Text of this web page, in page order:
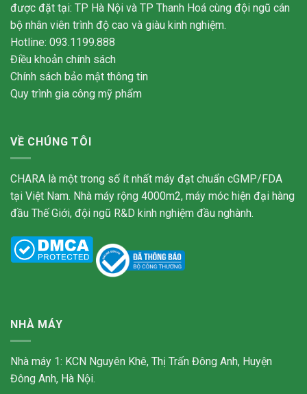
được đặt tại: TP Hà Nội và TP Thanh Hoá cùng đội ngũ cán
bộ nhân viên trình độ cao và giàu kinh nghiệm.
Hotline: 093.1199.888
Điều khoản chính sách
Chính sách bảo mật thông tin
Quy trình gia công mỹ phẩm
VỀ CHÚNG TÔI
CHARA là một trong số ít nhất máy đạt chuẩn cGMP/FDA
tại Việt Nam. Nhà máy rộng 4000m2, máy móc hiện đại hàng
đầu Thế Giới, đội ngũ R&D kinh nghiệm đầu nghành.
NHÀ MÁY
Nhà máy 1: KCN Nguyên Khê, Thị Trấn Đông Anh, Huyện
Đông Anh, Hà Nội.